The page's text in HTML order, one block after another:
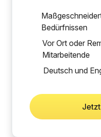
Bedürfnissen
Vor Ort oder
Mitarbeitende
Deutsch und